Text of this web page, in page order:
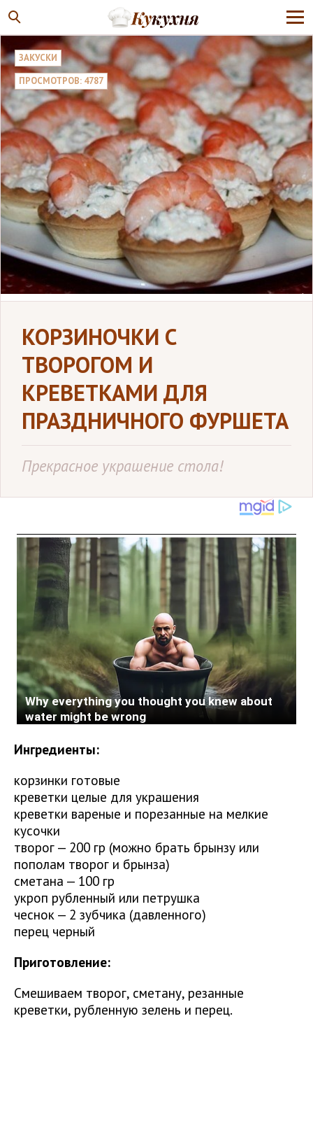
ЗАКУСКИ
ПРОСМОТРОВ: 4787
КОРЗИНОЧКИ С
ТВОРОГОМ И
КРЕВЕТКАМИ ДЛЯ
ПРАЗДНИЧНОГО ФУРШЕТА
Прекрасное украшение стола!
Ингредиенты:
корзинки готовые
креветки целые для украшения
креветки вареные и порезанные на мелкие
кусочки
творог — 200 гр (можно брать брынзу или
пополам творог и брынза)
сметана — 100 гр
укроп рубленный или петрушка
чеснок — 2 зубчика (давленного)
перец черный
Приготовление:
Смешиваем творог, сметану, резанные
креветки, рубленную зелень и перец.